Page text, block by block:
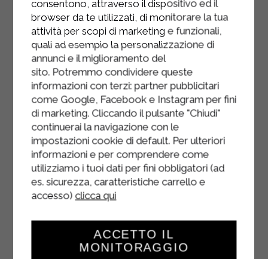
béchamel Sterilgarda au mélange et
mélangez bien pour obtenir une
garniture crémeuse.
Garnissez chaque crêpe du mélange
de radicchio et de speck, ajoutez le
fromage fondu et roulez-les.
Disposez-les dans un plat à gratin
beurré.
Versez le reste de la sauce
béchamel Sterilgarda sur les crêpes,
saupoudrez de parmesan et
assaisonnez d'une pincée de noix de
Cuire au four à 180°C pendant
environ 20 minutes, jusqu'à ce que la
consentono, attraverso il dispositivo ed il
browser da te utilizzati, di monitorare la tua
attività per scopi di marketing e funzionali,
quali ad esempio la personalizzazione di
annunci e il miglioramento del
sito. Potremmo condividere queste
informazioni con terzi: partner pubblicitari
come Google, Facebook e Instagram per fini
di marketing. Cliccando il pulsante "Chiudi"
continuerai la navigazione con le
impostazioni cookie di default. Per ulteriori
informazioni e per comprendere come
utilizziamo i tuoi dati per fini obbligatori (ad
es. sicurezza, caratteristiche carrello e
accesso) clicca qui
ACCETTO IL
MONITORAGGIO